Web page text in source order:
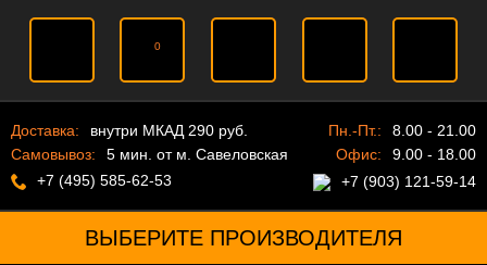
0
Доставка:
внутри МКАД 290 руб.
Самовывоз:
5 мин. от м. Савеловская
+7 (495) 585-62-53
Пн.-Пт.:
8.00 - 21.00
Офис:
9.00 - 18.00
+7 (903) 121-59-14
ВЫБЕРИТЕ ПРОИЗВОДИТЕЛЯ